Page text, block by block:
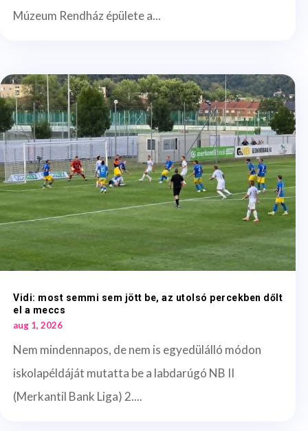
Múzeum Rendház épülete a...
Vidi: most semmi sem jött be, az utolsó percekben dőlt
el a meccs
aug 1, 2026
Nem mindennapos, de nem is egyedülálló módon
iskolapéldáját mutatta be a labdarúgó NB II
(Merkantil Bank Liga) 2....